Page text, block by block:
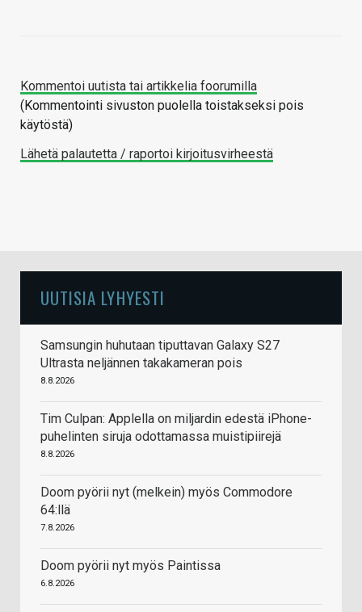
Kommentoi uutista tai artikkelia foorumilla
(Kommentointi sivuston puolella toistakseksi pois
käytöstä)
Lähetä palautetta / raportoi kirjoitusvirheestä
UUTISIA LYHYESTI
Samsungin huhutaan tiputtavan Galaxy S27
Ultrasta neljännen takakameran pois
8.8.2026
Tim Culpan: Applella on miljardin edestä iPhone-
puhelinten siruja odottamassa muistipiirejä
8.8.2026
Doom pyörii nyt (melkein) myös Commodore
64:llä
7.8.2026
Doom pyörii nyt myös Paintissa
6.8.2026